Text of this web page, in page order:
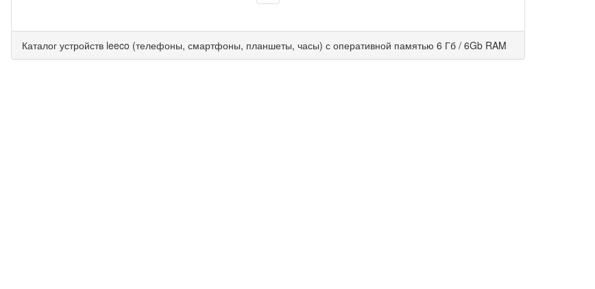
Каталог устройств leeco (телефоны, смартфоны, планшеты, часы) с оперативной памятью 6 Гб / 6Gb RAM